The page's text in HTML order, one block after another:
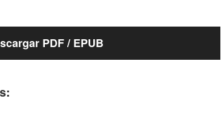
PDF / EPUB